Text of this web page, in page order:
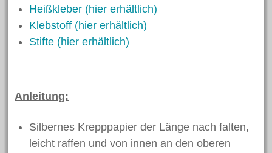
Februar 2023
Oktober 2022
Oktober 2021
April 2021
März 2021
Februar 2021
Heißkleber (hier erhältlich)
Klebstoff (hier erhältlich)
Stifte (hier erhältlich)
Anleitung:
Silbernes Krepppapier der Länge nach falten,
leicht raffen und von innen an den oberen